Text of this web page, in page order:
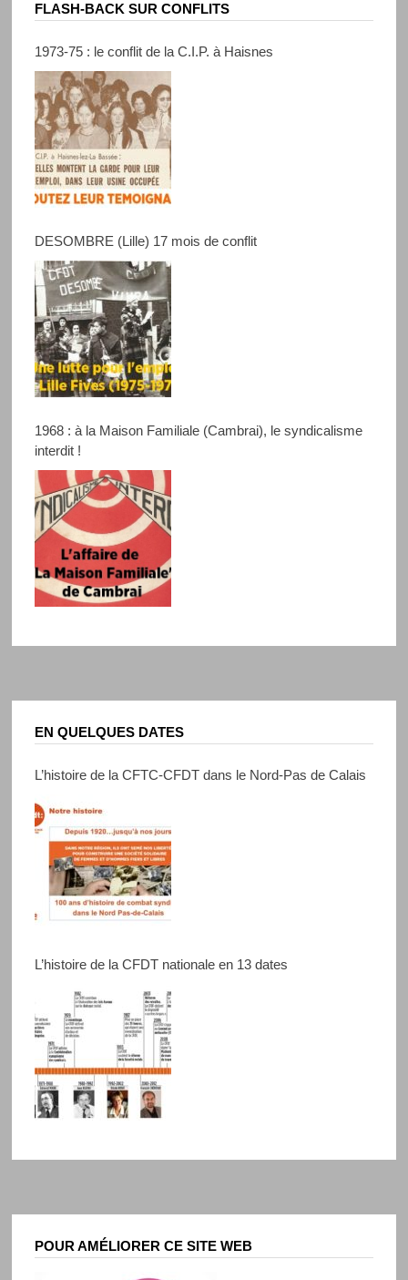
FLASH-BACK SUR CONFLITS
1973-75 : le conflit de la C.I.P. à Haisnes
DESOMBRE (Lille) 17 mois de conflit
1968 : à la Maison Familiale (Cambrai), le syndicalisme
interdit !
EN QUELQUES DATES
L’histoire de la CFTC-CFDT dans le Nord-Pas de Calais
L’histoire de la CFDT nationale en 13 dates
POUR AMÉLIORER CE SITE WEB